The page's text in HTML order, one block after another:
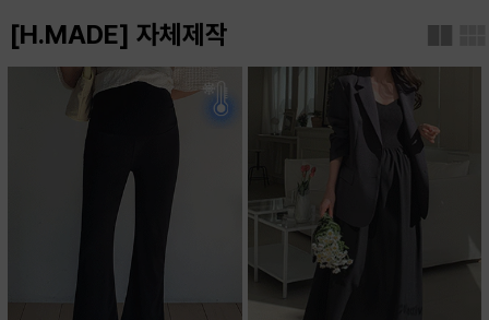
[H.MADE] 자체제작